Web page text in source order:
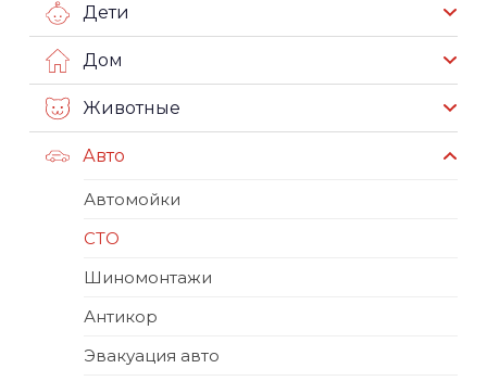
Дети
Дом
Животные
Авто
Автомойки
СТО
Шиномонтажи
Антикор
Эвакуация авто